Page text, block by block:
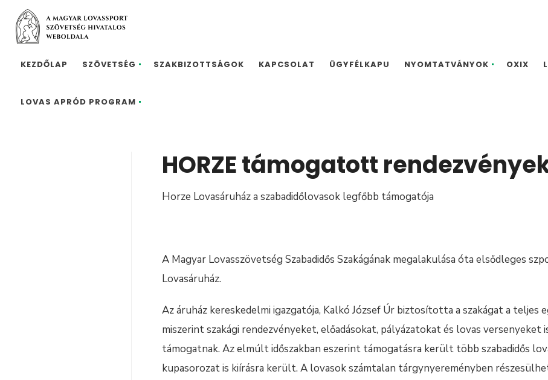
KEZDŐLAP SZÖVETSÉG SZAKBIZOTTSÁGOK KAPCSOLAT ÜGYFÉLKAPU NYOMTATVÁNYOK OXIX
LOVAS APRÓD PROGRAM
HORZE támogatott
Horze Lovasáruház a szabadidőlovasok legfőbb támogatója
A Magyar Lovasszövetség Szabadidős Szakágának megalakulása óta elsődleges
Lovasáruház.
Az áruház kereskedelmi igazgatója, Kalkó József Úr biztosította a szakágat a teljes
miszerint szakági rendezvényeket, előadásokat, pályázatokat és lovas versenyeket
támogatnak. Az elmúlt időszakban eszerint támogatásra került több szabadidős
kupasorozat is kiírásra került. A lovasok számtalan tárgynyereményben